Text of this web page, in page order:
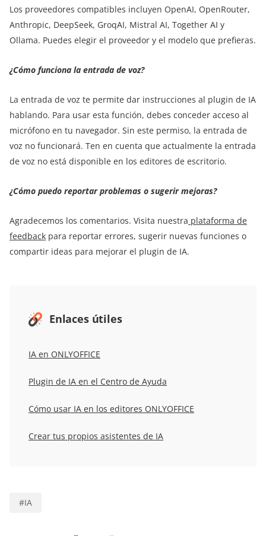
Los proveedores compatibles incluyen OpenAI, OpenRouter,
Anthropic, DeepSeek, GroqAI, Mistral AI, Together AI y
Ollama. Puedes elegir el proveedor y el modelo que prefieras.
¿Cómo funciona la entrada de voz?
La entrada de voz te permite dar instrucciones al plugin de IA
hablando. Para usar esta función, debes conceder acceso al
micrófono en tu navegador. Sin este permiso, la entrada de
voz no funcionará. Ten en cuenta que actualmente la entrada
de voz no está disponible en los editores de escritorio.
¿Cómo puedo reportar problemas o sugerir mejoras?
Agradecemos los comentarios. Visita nuestra plataforma de
feedback para reportar errores, sugerir nuevas funciones o
compartir ideas para mejorar el plugin de IA.
Enlaces útiles
IA en ONLYOFFICE
Plugin de IA en el Centro de Ayuda
Cómo usar IA en los editores ONLYOFFICE
Crear tus propios asistentes de IA
#IA